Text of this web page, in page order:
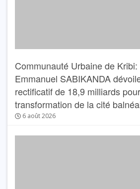
Communauté Urbaine de
Emmanuel SABIKANDA
rectificatif de 18,9 milliards
transformation de la cité
6 août 2026